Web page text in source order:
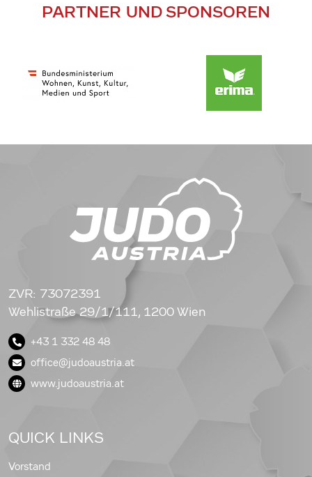
PARTNER UND SPONSOREN
ZVR: 73072391
Wehlistraße 29/1/111, 1200 Wien
+43 1 332 48 48
office@judoaustria.at
www.judoaustria.at
QUICK LINKS
Vorstand